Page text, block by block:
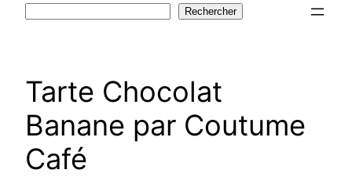
Rechercher
Tarte Chocolat
Banane par Coutume
Café